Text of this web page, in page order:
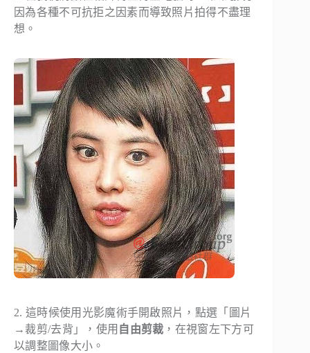
因為各種不可抗拒之因素而導致照片拍得不盡理
想。
2. 這時候使用光影魔術手開啟照片，點選「 圖片
→裁剪/去背 」，使用 自由剪裁 ，在視窗左下方可
以調整圖像大小。